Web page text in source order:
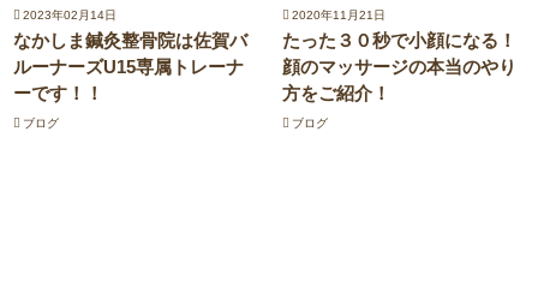
2023年02月14日
なかしま鍼灸整骨院は佐賀バ
ルーナーズU15専属トレーナ
ーです！！
ブログ
2020年11月21日
たった３０秒で小顔になる！
顔のマッサージの本当のやり
方をご紹介！
ブログ